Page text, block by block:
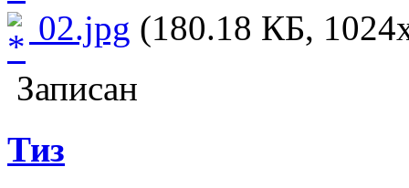
02.jpg (180.18 КБ,
Записан
Тиз